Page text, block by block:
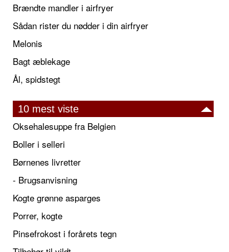
Brændte mandler i airfryer
Sådan rister du nødder i din airfryer
Melonis
Bagt æblekage
Ål, spidstegt
10 mest viste
Oksehalesuppe fra Belgien
Boller i selleri
Børnenes livretter
- Brugsanvisning
Kogte grønne asparges
Porrer, kogte
Pinsefrokost i forårets tegn